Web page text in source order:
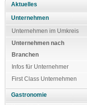
Aktuelles
Unternehmen
Unternehmen im Umkreis
Unternehmen nach
Branchen
Infos für Unternehmer
First Class Unternehmen
Gastronomie